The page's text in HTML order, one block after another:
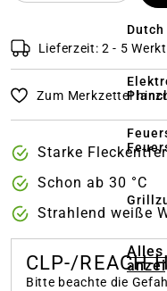
Dutch
Alles
Lieferzeit: 2 - 5
Zum Merkzettel
Starke
Schon ab 30 °C
Strahlend weiße
CLP-/REACH-
Bitte beachte die